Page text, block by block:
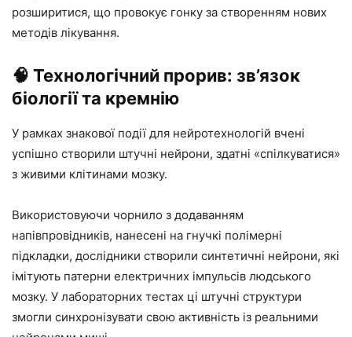
розширитися, що провокує гонку за створенням нових
методів лікування.
🧠 Технологічний прорив: зв’язок
біології та кремнію
У рамках знакової події для нейротехнологій вчені
успішно створили штучні нейрони, здатні «спілкуватися»
з живими клітинами мозку.
Використовуючи чорнило з додаванням
напівпровідників, нанесені на гнучкі полімерні
підкладки, дослідники створили синтетичні нейрони, які
імітують патерни електричних імпульсів людського
мозку. У лабораторних тестах ці штучні структури
змогли синхронізувати свою активність із реальними